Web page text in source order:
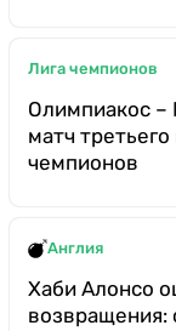
Лига чемпионов
Олимпиакос –
матч
чемпионов
Англия
Хаби Алонсо
возвращения: